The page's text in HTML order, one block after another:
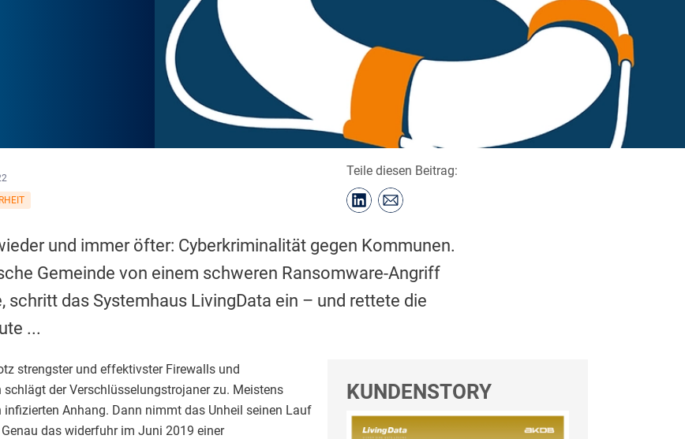
Teile diesen Beitrag:
und immer öfter: Cyberkriminalität gegen Kommunen.
Gemeinde von einem schweren Ransomware-Angriff
schritt das Systemhaus LivingData ein – und rettete die
...
KUNDENSTORY
strengster und effektivster Firewalls und
der Verschlüsselungstrojaner zu. Meistens
Anhang. Dann nimmt das Unheil seinen Lauf
das widerfuhr im Juni 2019 einer